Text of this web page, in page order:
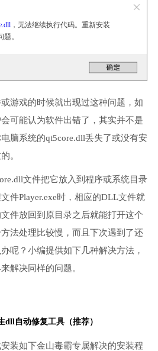
，无法继续执行代码。重新安装
。
游戏的时候就出现过这种问题，如
可能认为软件出错了，其实并不是
脑系统的qt5core.dll丢失了或没有安
。
文件把它放入到程序或系统目录
件Player.exe时，相应的DLL文件就
件放回到原目录之后就能打开这个
法处理比较慢，而且下次遇到了还
呢？小编提供如下几种解决方法，
解决同样的问题。
dll自动修复工具（推荐）
装如下金山毒霸专属解决的安装程